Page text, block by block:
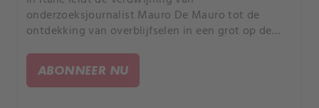
onderzoeksjournalist Mauro De Mauro tot de
ontdekking van overblijfselen in een grot op de
onthuld maffia-gerelateerd is en een
geruchtmakende moordaanslag uit 1962.
ABONNEER NU